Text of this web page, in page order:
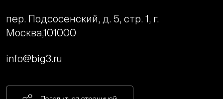
пер. Подсосенский, д. 5, стр. 1, г.
Москва,101000
info@big3.ru